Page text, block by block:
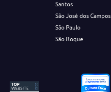
Santos
São José dos Campos
São Paulo
São Roque